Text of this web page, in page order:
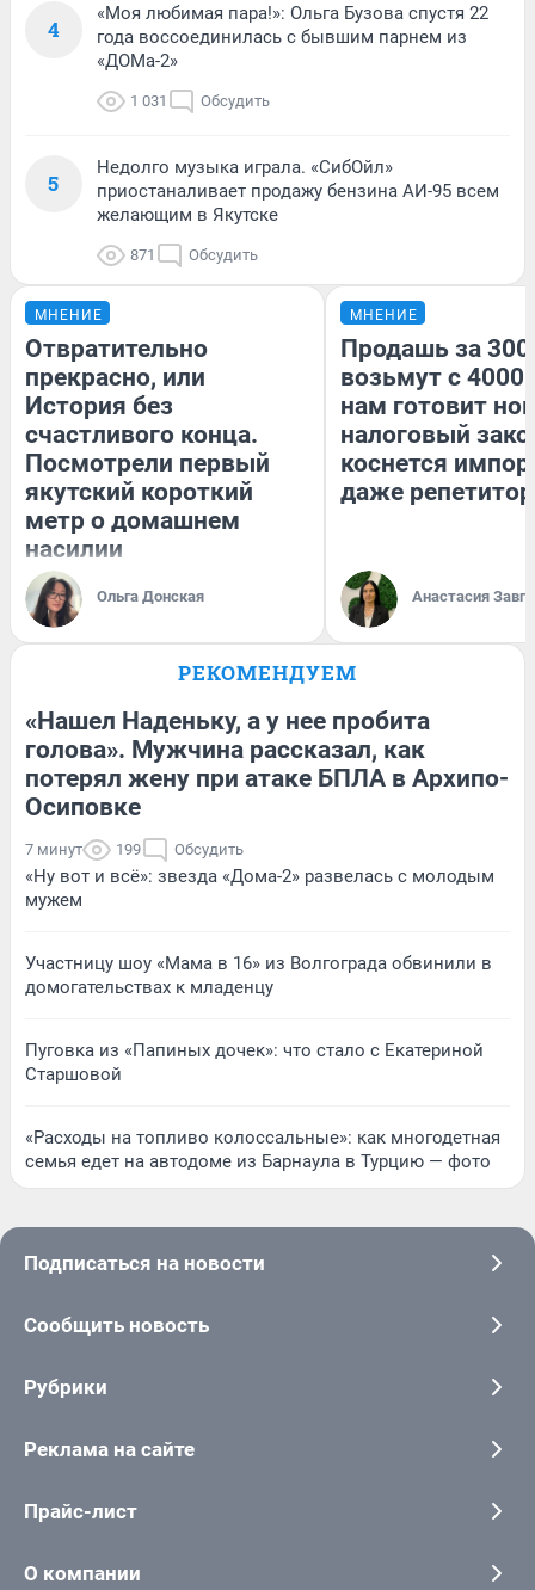
4
«Моя любимая пара!»: Ольга Бузова спустя 22
года воссоединилась с бывшим парнем из
«ДОМа-2»
1 031 Обсудить
5
Недолго музыка играла. «СибОйл»
приостаналивает продажу бензина АИ-95 всем
желающим в Якутске
871 Обсудить
МНЕНИЕ
Отвратительно
прекрасно, или
История без
счастливого конца.
Посмотрели первый
якутский короткий
метр о домашнем
насилии
Ольга Донская
МНЕНИЕ
Продашь за
возьмут с
нам готовит
налоговый
коснется
даже
Анастасия
РЕКОМЕНДУЕМ
«Нашел Наденьку, а у нее пробита
голова». Мужчина рассказал, как
потерял жену при атаке БПЛА в Архипо-
Осиповке
7 минут 199 Обсудить
«Ну вот и всё»: звезда «Дома-2» развелась с молодым
мужем
Участницу шоу «Мама в 16» из Волгограда обвинили в
домогательствах к младенцу
Пуговка из «Папиных дочек»: что стало с Екатериной
Старшовой
«Расходы на топливо колоссальные»: как многодетная
семья едет на автодоме из Барнаула в Турцию — фото
Подписаться на новости
Сообщить новость
Рубрики
Реклама на сайте
Прайс-лист
О компании